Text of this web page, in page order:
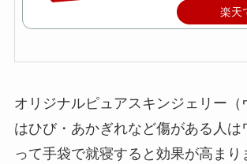
楽天
オリジナルピュアスキンジェリー（
はひび・あかぎれなど傷がある人は
って手袋で就寝すると効果が高まり